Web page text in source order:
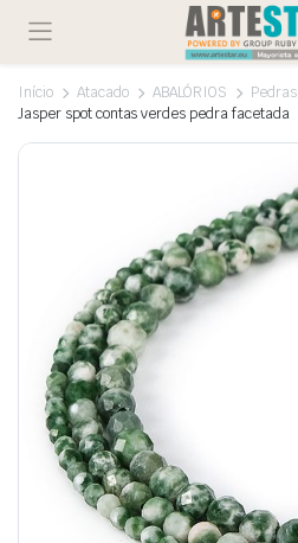
Início Atacado ABALÓRIOS
Pedras
Jasper spot contas verdes pedra facetada